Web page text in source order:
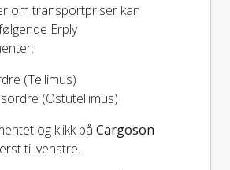
om transportpriser kan
Erply
(Tellimus)
(Ostutellimus)
og klikk på Cargoson
til venstre.